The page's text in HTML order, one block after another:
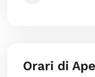
Orari di